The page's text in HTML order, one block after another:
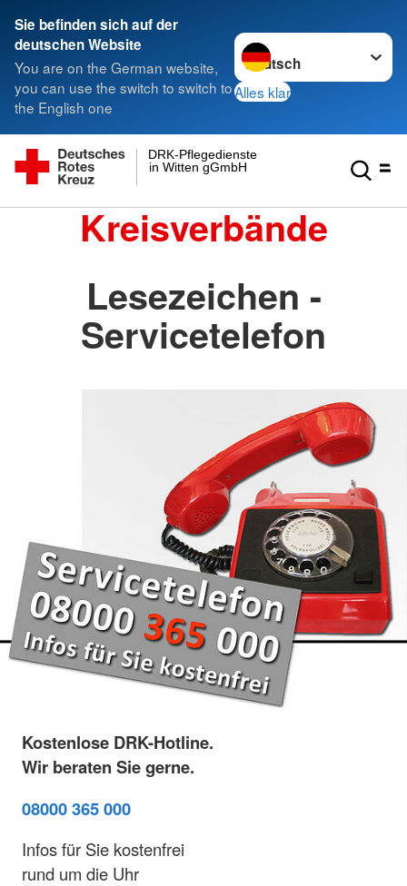
Sie befinden sich auf der
deutschen Website
You are on the German website,
you can use the switch to switch to
the English one
Sprache wechseln zu
Alles klar
in Witten gGmbH
DRK-Pflegedienste
Kreisverbände
Lesezeichen -
Servicetelefon
Kostenlose DRK-Hotline.
Wir beraten Sie gerne.
08000 365 000
Infos für Sie kostenfrei
rund um die Uhr